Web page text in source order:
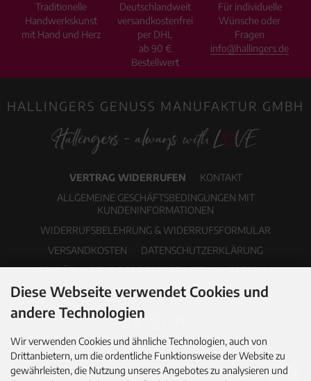
Traditionelle
Handwerkskunst
mit Hand und Herz
Deutschlandweit
versandkostenfrei
per DHL
ab 90 €
Bestellwert
Für individuelle
Wünsche oder
Fragen
info@hallingers.de
HALLINGERS GENUSS MANUFAKTUR GMBH
VERTRAG WIDERRUFEN
KONTAKT
ALLGEMEINE GESCHÄFTSBEDINGUNGEN MIT
KUNDENINFORMATIONEN
WIDERRUFSBELEHRUNG & WIDERRUFSFORMULAR
VERSANDKOSTEN
DATENSCHUTZERKLÄRUNG
ERKLÄRUNG ZUR BARRIEREFREIHEIT
IMPRESSUM
COOKIE EINSTELLUNGEN
PDF-KATALOG NEWSLETTER
Diese Webseite verwendet Cookies und
andere Technologien
Wir verwenden Cookies und ähnliche Technologien, auch von
Drittanbietern, um die ordentliche Funktionsweise der Website zu
gewährleisten, die Nutzung unseres Angebotes zu analysieren und